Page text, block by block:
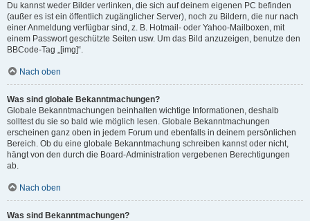
Du kannst weder Bilder verlinken, die sich auf deinem eigenen PC befinden
(außer es ist ein öffentlich zugänglicher Server), noch zu Bildern, die nur nach
einer Anmeldung verfügbar sind, z. B. Hotmail- oder Yahoo-Mailboxen, mit
einem Passwort geschützte Seiten usw. Um das Bild anzuzeigen, benutze den
BBCode-Tag „[img]“.
Nach oben
Was sind globale Bekanntmachungen?
Globale Bekanntmachungen beinhalten wichtige Informationen, deshalb
solltest du sie so bald wie möglich lesen. Globale Bekanntmachungen
erscheinen ganz oben in jedem Forum und ebenfalls in deinem persönlichen
Bereich. Ob du eine globale Bekanntmachung schreiben kannst oder nicht,
hängt von den durch die Board-Administration vergebenen Berechtigungen
ab.
Nach oben
Was sind Bekanntmachungen?